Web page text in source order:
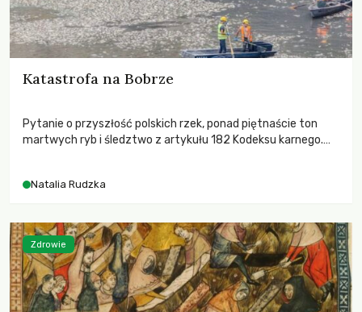
Katastrofa na Bobrze
Pytanie o przyszłość polskich rzek, ponad piętnaście ton
martwych ryb i śledztwo z artykułu 182 Kodeksu karnego.
zdarzeń prowadzących do biologicznej śmierci rzeki.
Natalia Rudzka
Zdrowie